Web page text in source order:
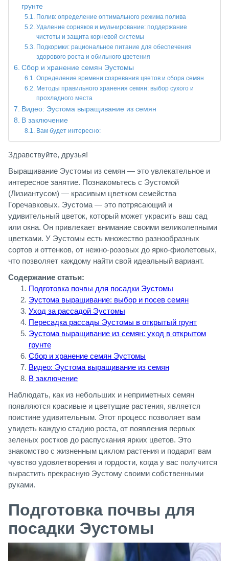
грунте
Полив: определение оптимального режима полива
Удаление сорняков и мульчирование: поддержание
чистоты и защита корневой системы
Подкормки: рациональное питание для обеспечения
здорового роста и обильного цветения
Сбор и хранение семян Эустомы
Определение времени созревания цветов и сбора семян
Методы правильного хранения семян: выбор сухого и
прохладного места
Видео: Эустома выращивание из семян
В заключение
Вам будет интересно:
Здравствуйте, друзья!
Выращивание Эустомы из семян — это увлекательное и
интересное занятие. Познакомьтесь с Эустомой
(Лизиантусом) — красивым цветком семейства
Горечавковых. Эустома — это потрясающий и
удивительный цветок, который может украсить ваш сад
или окна. Он привлекает внимание своими великолепными
цветками. У Эустомы есть множество разнообразных
сортов и оттенков, от нежно-розовых до ярко-фиолетовых,
что позволяет каждому найти свой идеальный вариант.
Содержание статьи:
Подготовка почвы для посадки Эустомы
Эустома выращивание: выбор и посев семян
Уход за рассадой Эустомы
Пересадка рассады Эустомы в открытый грунт
Эустома выращивание из семян: уход в открытом
грунте
Сбор и хранение семян Эустомы
Видео: Эустома выращивание из семян
В заключение
Наблюдать, как из небольших и неприметных семян
появляются красивые и цветущие растения, является
поистине удивительным. Этот процесс позволяет вам
увидеть каждую стадию роста, от появления первых
зеленых ростков до распускания ярких цветов. Это
знакомство с жизненным циклом растения и подарит вам
чувство удовлетворения и гордости, когда у вас получится
вырастить прекрасную Эустому своими собственными
руками.
Подготовка почвы для
посадки Эустомы